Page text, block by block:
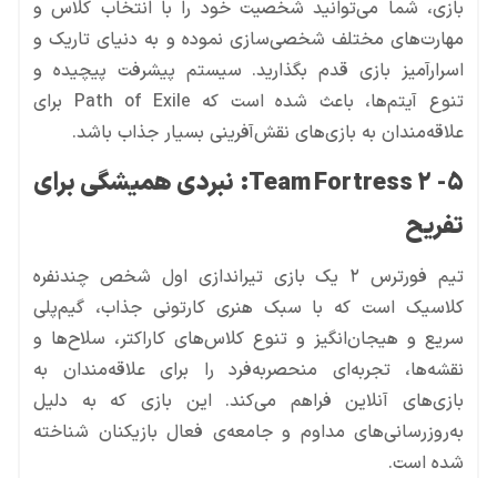
بازی، شما می‌توانید شخصیت خود را با انتخاب کلاس و
مهارت‌های مختلف شخصی‌سازی نموده و به دنیای تاریک و
اسرارآمیز بازی قدم بگذارید. سیستم پیشرفت پیچیده و
تنوع آیتم‌ها، باعث شده است که Path of Exile برای
علاقه‌مندان به بازی‌های نقش‌آفرینی بسیار جذاب باشد.
5- Team Fortress 2
: نبردی همیشگی برای
تفریح
تیم فورترس ۲ یک بازی تیراندازی اول شخص چندنفره
کلاسیک است که با سبک هنری کارتونی جذاب، گیم‌پلی
سریع و هیجان‌انگیز و تنوع کلاس‌های کاراکتر، سلاح‌ها و
نقشه‌ها، تجربه‌ای منحصربه‌فرد را برای علاقه‌مندان به
بازی‌های آنلاین فراهم می‌کند. این بازی که به دلیل
به‌روزرسانی‌های مداوم و جامعه‌ی فعال بازیکنان شناخته
شده است.